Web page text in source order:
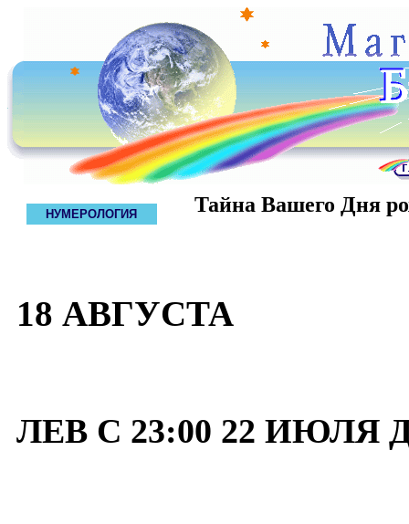
НУМЕРОЛОГИЯ Тайна Вашего Дня
18 АВГУСТА
ЛЕВ С 23:00 22 ИЮЛЯ